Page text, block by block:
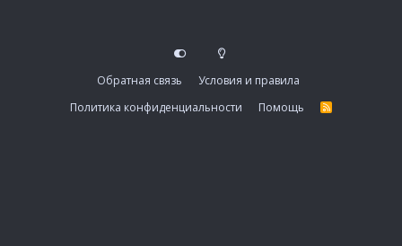
Обратная связь
Условия и правила
Политика конфиденциальности
Помощь
R